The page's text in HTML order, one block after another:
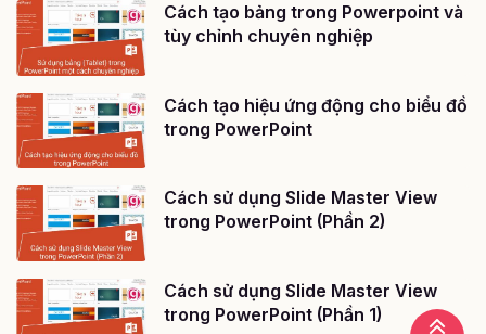
Cách tạo bảng trong Powerpoint và
tùy chỉnh chuyên nghiệp
Cách tạo hiệu ứng động cho biểu đồ
trong PowerPoint
Cách sử dụng Slide Master View
trong PowerPoint (Phần 2)
Cách sử dụng Slide Master View
trong PowerPoint (Phần 1)